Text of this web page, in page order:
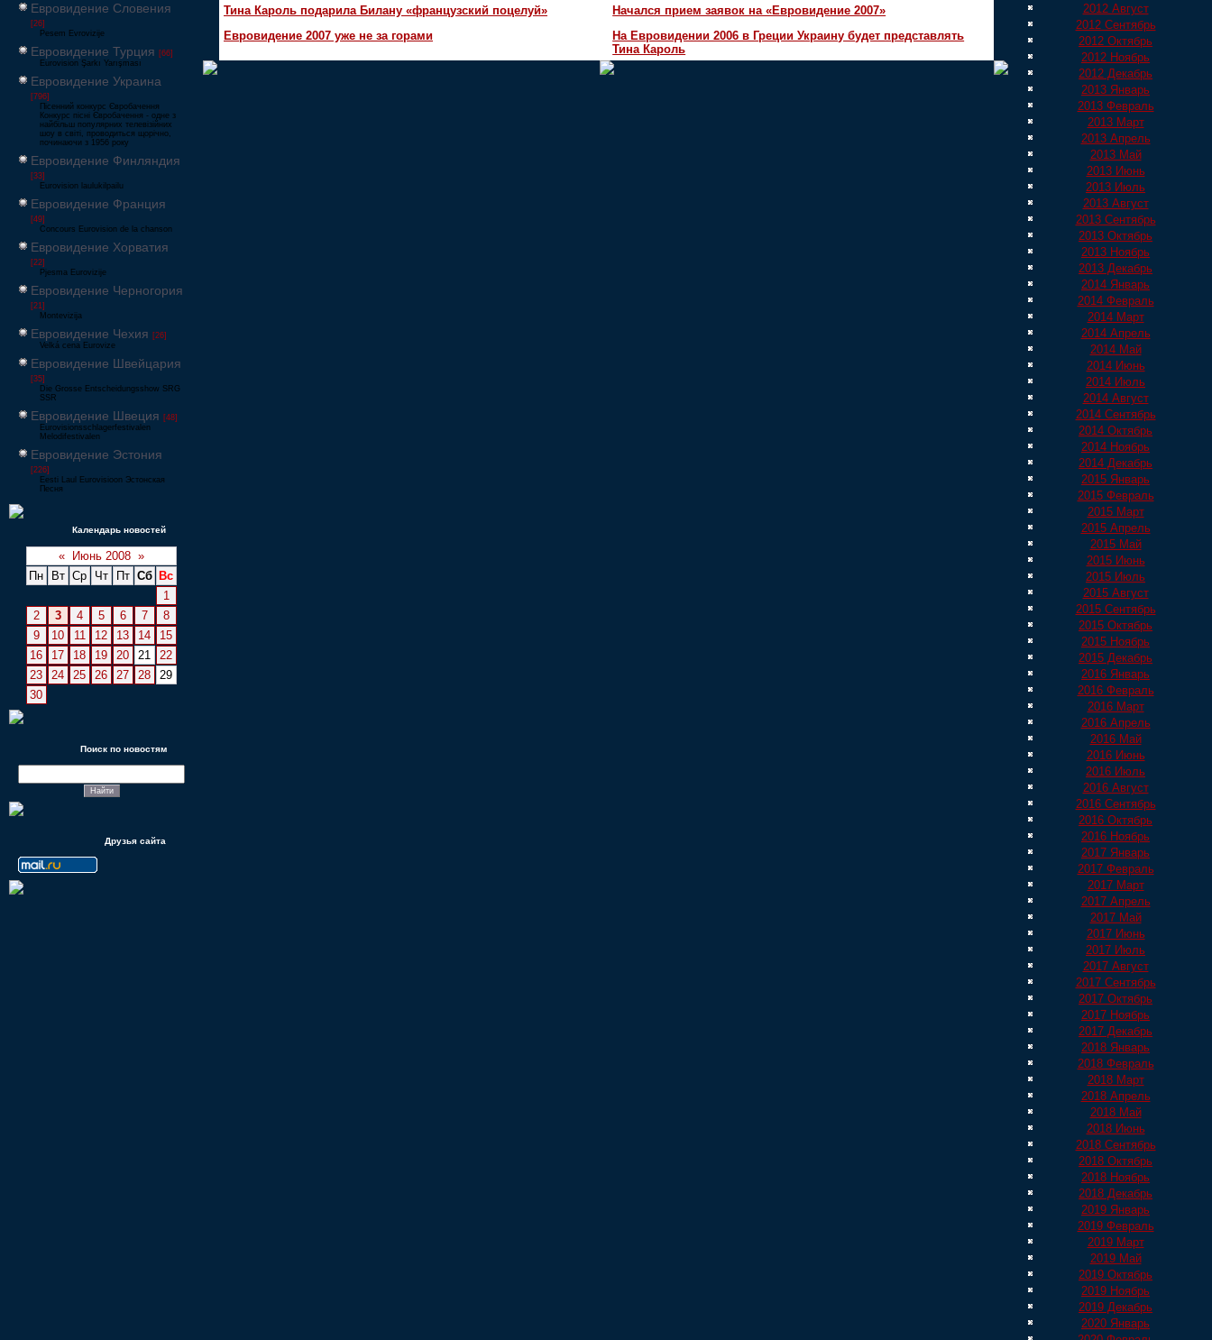
Евровидение Словения
[26]
Pesem Evrovizije
Евровидение Турция [66]
Eurovision Şarkı Yarışması
Евровидение Украина
[796]
Пісенний конкурс Євробачення
Конкурс пісні Євробачення - одне з
найбільш популярних телевізійних
шоу в світі, проводиться щорічно,
починаючи з 1956 року
Евровидение Финляндия
[33]
Eurovision laulukilpailu
Евровидение Франция
[49]
Concours Eurovision de la chanson
Евровидение Хорватия
[22]
Pjesma Eurovizije
Евровидение Черногория
[21]
Montevizija
Евровидение Чехия [26]
Velká cena Eurovize
Евровидение Швейцария
[35]
Die Grosse Entscheidungsshow SRG
SSR
Евровидение Швеция [48]
Eurovisionsschlagerfestivalen
Melodifestivalen
Евровидение Эстония
[226]
Eesti Laul Eurovisioon Эстонская
Песня
Календарь новостей
« Июнь 2008 »
Пн
Вт Ср Чт Пт Сб
Вс
1
2
3 4 5 6 7
8
9
10 11 12 13 14
15
16
17 18 19 20 21
22
23
24 25 26 27 28
29
30
Поиск по новостям
Друзья сайта
Тина Кароль подарила Билану «французский поцелуй»
Начался прием заявок на «Евровидение 2007»
Евровидение 2007 уже не за горами
На Евровидении 2006 в Греции Украину будет представлять
Тина Кароль
2012 Август
2012 Сентябрь
2012 Октябрь
2012 Ноябрь
2012 Декабрь
2013 Январь
2013 Февраль
2013 Март
2013 Апрель
2013 Май
2013 Июнь
2013 Июль
2013 Август
2013 Сентябрь
2013 Октябрь
2013 Ноябрь
2013 Декабрь
2014 Январь
2014 Февраль
2014 Март
2014 Апрель
2014 Май
2014 Июнь
2014 Июль
2014 Август
2014 Сентябрь
2014 Октябрь
2014 Ноябрь
2014 Декабрь
2015 Январь
2015 Февраль
2015 Март
2015 Апрель
2015 Май
2015 Июнь
2015 Июль
2015 Август
2015 Сентябрь
2015 Октябрь
2015 Ноябрь
2015 Декабрь
2016 Январь
2016 Февраль
2016 Март
2016 Апрель
2016 Май
2016 Июнь
2016 Июль
2016 Август
2016 Сентябрь
2016 Октябрь
2016 Ноябрь
2017 Январь
2017 Февраль
2017 Март
2017 Апрель
2017 Май
2017 Июнь
2017 Июль
2017 Август
2017 Сентябрь
2017 Октябрь
2017 Ноябрь
2017 Декабрь
2018 Январь
2018 Февраль
2018 Март
2018 Апрель
2018 Май
2018 Июнь
2018 Сентябрь
2018 Октябрь
2018 Ноябрь
2018 Декабрь
2019 Январь
2019 Февраль
2019 Март
2019 Май
2019 Октябрь
2019 Ноябрь
2019 Декабрь
2020 Январь